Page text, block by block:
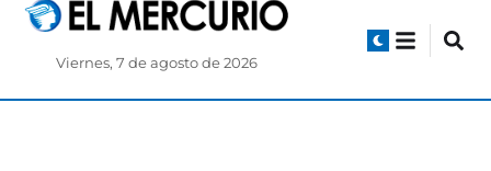
Viernes, 7 de agosto de 2026